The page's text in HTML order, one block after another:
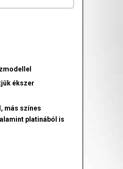
ékszer
más színes
platinából is